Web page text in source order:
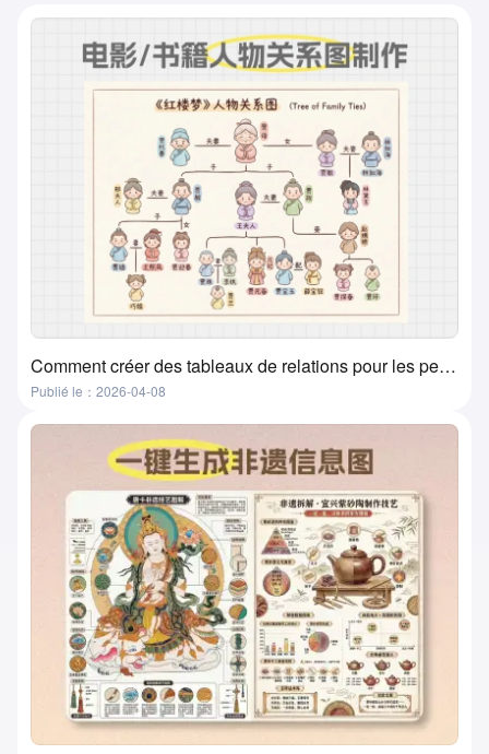
Comment créer des tableaux de relations pour les personnages de films, livres et manuels ? Une méthode super pratique et simple
Publié le：2026-04-08